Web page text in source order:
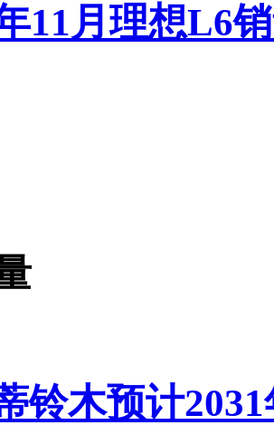
11月理想L6
铃木预计